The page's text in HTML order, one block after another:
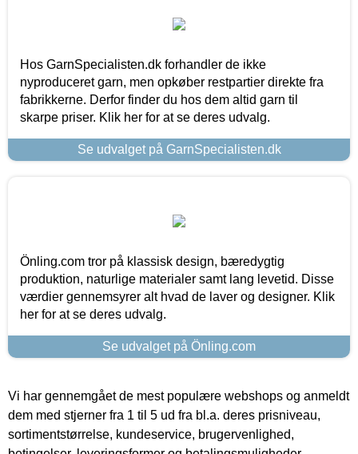
Hos GarnSpecialisten.dk forhandler de ikke
nyproduceret garn, men opkøber restpartier direkte fra
fabrikkerne. Derfor finder du hos dem altid garn til
skarpe priser. Klik her for at se deres udvalg.
Se udvalget på GarnSpecialisten.dk
Önling.com tror på klassisk design, bæredygtig
produktion, naturlige materialer samt lang levetid. Disse
værdier gennemsyrer alt hvad de laver og designer. Klik
her for at se deres udvalg.
Se udvalget på Önling.com
Vi har gennemgået de mest populære webshops og anmeldt
dem med stjerner fra 1 til 5 ud fra bl.a. deres prisniveau,
sortimentstørrelse, kundeservice, brugervenlighed,